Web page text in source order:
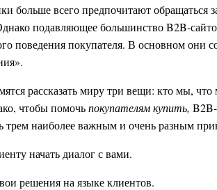
больше всего предпочитают обращаться
подавляющее большинство B2B-
поведения покупателя. В основном они
рассказать миру три вещи: кто мы,
чтобы помочьпокупателям купить,
трем наиболее важным и очень разным
начать диалог с вами.
решения на языке клиентов.